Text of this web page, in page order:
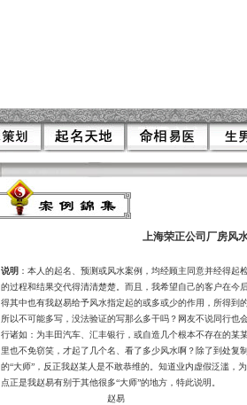
上海荣正公司厂房风
说明 ：本人的起名、预测或风水案例
，均经顾主同意并经得起
的过程和结果交代得清清楚楚。而且，我希望自己的客户在今
得其中也有我赵易给予风水指定起的或多或少的作用，所得到
所以不可能多写，没法验证的写那么多干吗？网友不说同行也
行诸如：为丰田汽车、汇丰银行，或自造几个根本不存在的某
里也不免窃笑，才起了几个名、看了多少风水啊？除了到处复
的“大师”，反正我赵某人是不敢恭维的。知道业内虚假泛滥，
点正是我赵易有别于其他很多“大师”的地方，特此说明。
赵易